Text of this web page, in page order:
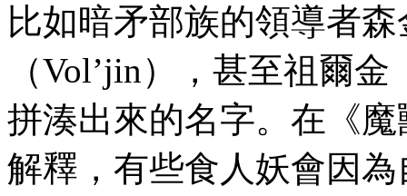
比如暗矛部族的領導者森
（Vol’jin），甚至祖爾
拼湊出來的名字。在《
解釋，有些食人妖會因